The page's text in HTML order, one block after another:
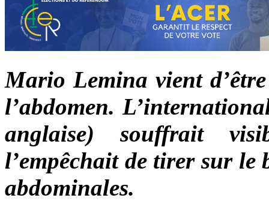
Mario Lemina vient
l’abdomen.
anglaise) souffrait
l’empêchait de tirer sur le
abdominales.